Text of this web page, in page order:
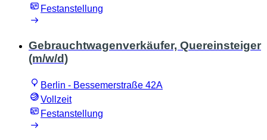
Festanstellung
Gebrauchtwagenverkäufer, Quereinsteiger
(m/w/d)
Berlin - Bessemerstraße 42A
Vollzeit
Festanstellung